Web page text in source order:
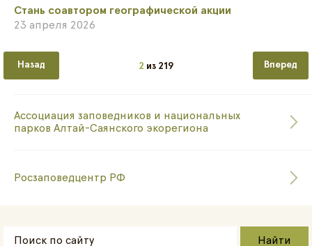
​Стань соавтором географической акции
23 апреля 2026
Предыдущая 2 из 219
Ассоциация заповедников и национальных
парков Алтай-Саянского экорегиона
Росзаповедцентр РФ